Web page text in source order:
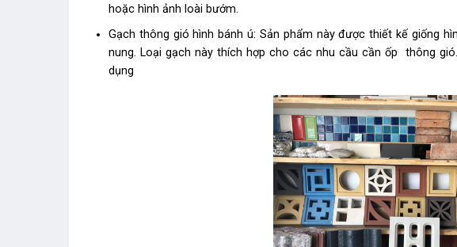
hoặc hình ảnh loài bướm.
Gạch thông gió hình bánh ú: Sản phẩm này được thiết kế giống
nung. Loại gạch này thích hợp cho các nhu cầu cần ốp thông
dụng